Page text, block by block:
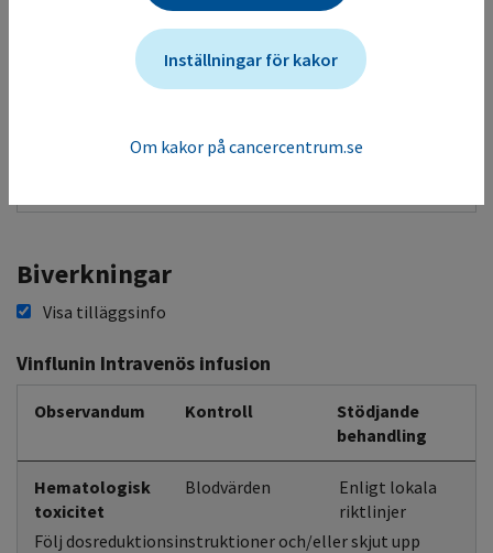
patients with advanced transitional cell carcinoma
of the urothelial tract
Bellmunt et al. Phase III trial of Vinflunine plus best
supportive care compared with best supportive care
with advanced transitional cell carcinoma of the
urothelial tract. Journal of Clinical Oncology (2009), Vol
Biverkningar
Visa tilläggsinfo
Vinflunin Intravenös infusion
Observandum Kontroll
Stödjande
behandling
Hematologisk
toxicitet
Blodvärden
Enligt lokala
riktlinjer
Följ dosreduktionsinstruktioner och/eller skjut upp
Inställningar för kakor
Om kakor på cancercentrum.se